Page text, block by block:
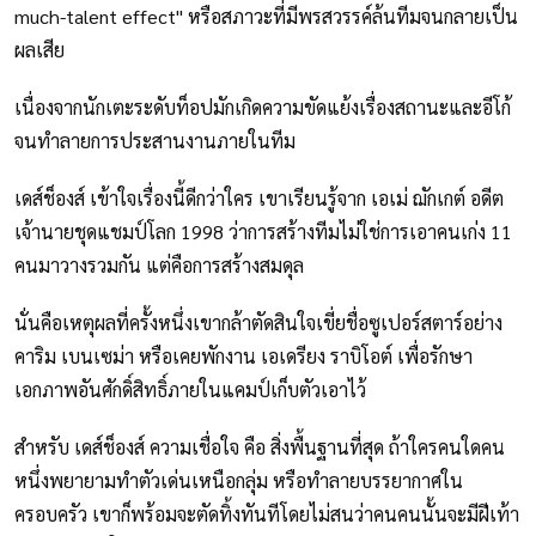
much-talent effect" หรือสภาวะที่มีพรสวรรค์ล้นทีมจนกลายเป็น
ผลเสีย
เนื่องจากนักเตะระดับท็อปมักเกิดความขัดแย้งเรื่องสถานะและอีโก้
จนทำลายการประสานงานภายในทีม
เดส์ช็องส์ เข้าใจเรื่องนี้ดีกว่าใคร เขาเรียนรู้จาก เอเม่ ฌักเกต์ อดีต
เจ้านายชุดแชมป์โลก 1998 ว่าการสร้างทีมไม่ใช่การเอาคนเก่ง 11
คนมาวางรวมกัน แต่คือการสร้างสมดุล
นั่นคือเหตุผลที่ครั้งหนึ่งเขากล้าตัดสินใจเขี่ยชื่อซูเปอร์สตาร์อย่าง
คาริม เบนเซม่า หรือเคยพักงาน เอเดรียง ราบิโอต์ เพื่อรักษา
เอกภาพอันศักดิ์สิทธิ์ภายในแคมป์เก็บตัวเอาไว้
สำหรับ เดส์ช็องส์ ความเชื่อใจ คือ สิ่งพื้นฐานที่สุด ถ้าใครคนใดคน
หนึ่งพยายามทำตัวเด่นเหนือกลุ่ม หรือทำลายบรรยากาศใน
ครอบครัว เขาก็พร้อมจะตัดทิ้งทันทีโดยไม่สนว่าคนคนนั้นจะมีฝีเท้า